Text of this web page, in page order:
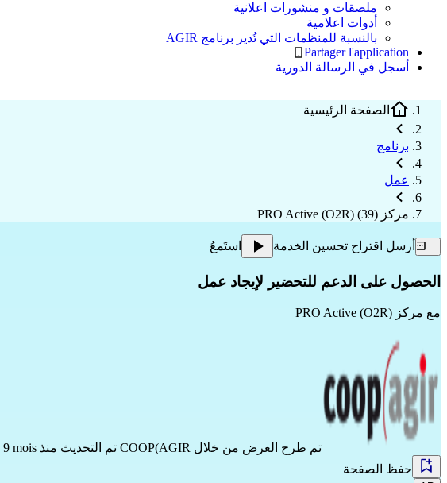
ملصقات و منشورات اعلانية
أدوات اعلامية
بالنسبة للمنظمات التي تُدير برنامج AGIR
Partager l'application
أسجل في الرسالة الدورية
الصفحة الرئيسية
برنامج
عمل
مركز PRO Active (O2R) (39)
أرسل اقتراح تحسين الخدمة استَمعُ
الحصول على الدعم للتحضير لإيجاد عمل
مع مركز PRO Active (O2R)
تم طرح العرض من خلال COOP(AGIR تم التحديث منذ il y a 9 mois
حفظ الصفحة